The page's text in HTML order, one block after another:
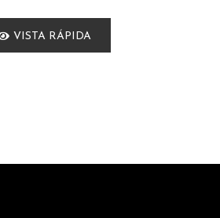
VISTA RÁPIDA